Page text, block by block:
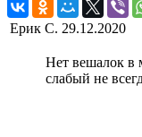
Ерик С. 29.12.2020
Нет вешалок в
слабый не